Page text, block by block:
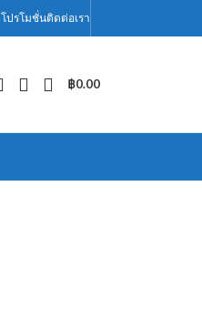
โปรโมชั่นติดต่อเรา
฿0.00